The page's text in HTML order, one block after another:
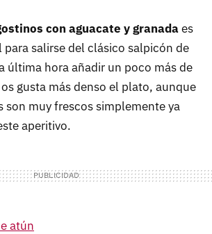
con aguacate y granadaes
salirse del clásico salpicón de
última hora añadir un poco más de
gusta más denso el plato, aunque
son muy frescos simplemente ya
aperitivo.
atún